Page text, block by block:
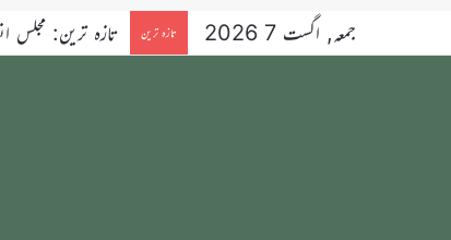
جمعہ, اگست 7 2026 تازہ ترین تازہ ترین: مجلس انصاراللّٰہ آسٹریلیا